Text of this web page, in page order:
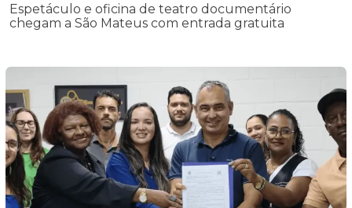
Espetáculo e oficina de teatro documentário
chegam a São Mateus com entrada gratuita